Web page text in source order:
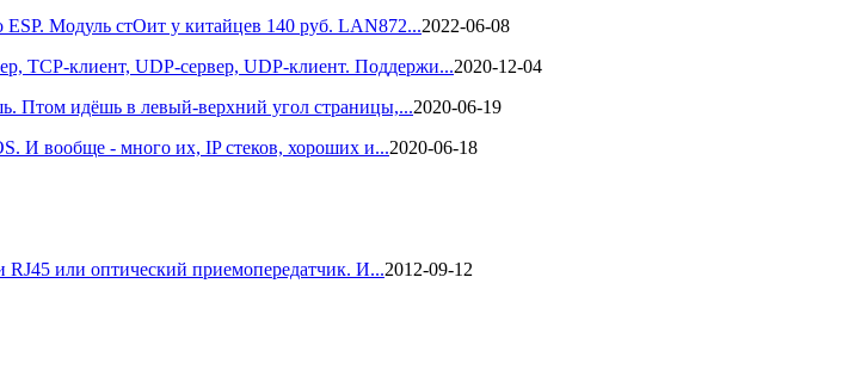
Модуль стОит у китайцев 140 руб. LAN872...2022-06-08
TCP-клиент, UDP-сервер, UDP-клиент. Поддержи...2020-12-04
Птом идёшь в левый-верхний угол страницы,...2020-06-19
И вообще - много их, IP стеков, хороших и...2020-06-18
RJ45 или оптический приемопередатчик. И...2012-09-12